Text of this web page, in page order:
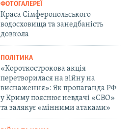
ФОТОГАЛЕРЕЇ
Краса Сімферопольського
водосховища та занедбаність
довкола
ПОЛІТИКА
«Короткострокова акція
перетворилася на війну на
виснаження»: Як пропаганда РФ
у Криму пояснює невдачі «СВО»
та залякує «мінними атаками»